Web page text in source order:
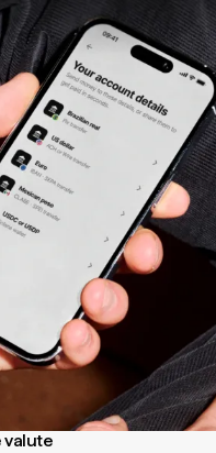
valute